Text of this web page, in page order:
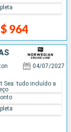
964
04/07/2027
Sea: tudo incluído a